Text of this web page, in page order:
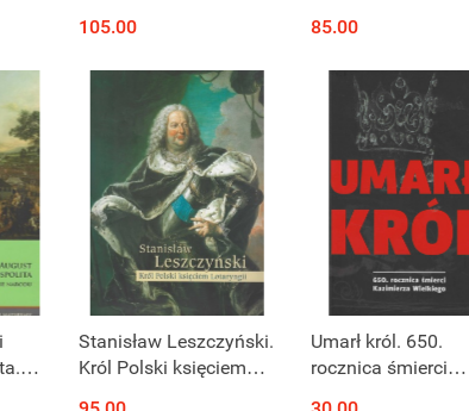
polityki i kultury
105.00
XVIII wieku.
Społeczeństwo w
obronie państwa
polsko-litewskiego
85.00
Produkt niedostępny
Stanisław Leszczyński.
Król Polski księciem
Produkt niedostępny
Umarł król. 650.
rocznica śmierci